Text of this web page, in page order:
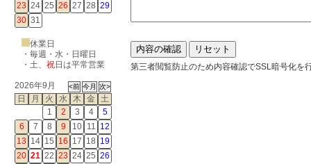
23 24 25 26 27 28 29
30 31
休業日
・毎週・水・日曜日
・ 土、 祝日は平常営業
2026年9月
日
月 火 水 木 金
土
1
2 3 4
5
6
7 8 9 10 11 12
13 14 15 16 17 18 19
20 21 22 23 24 25 26
第三者閲覧防止のため内容確認でSSL暗号化を